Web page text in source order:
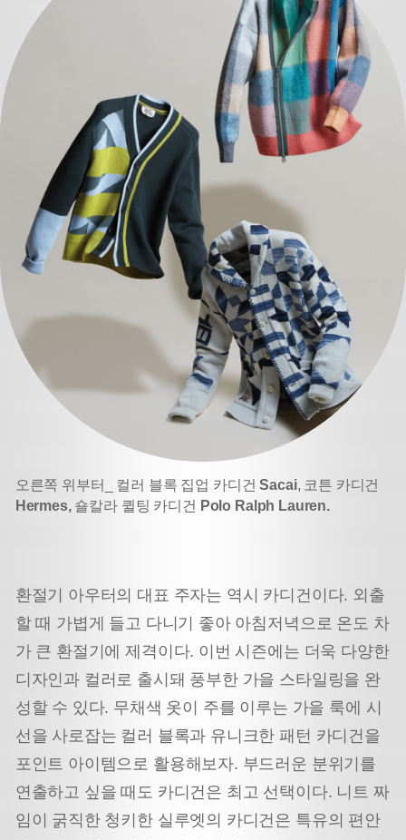
오른쪽 위부터_ 컬러 블록 집업 카디건Sacai, 코튼 카디건
Hermes, 숄칼라 퀼팅 카디건 Polo Ralph Lauren.
환절기 아우터의 대표 주자는 역시 카디건이다. 외출
할 때 가볍게 들고 다니기 좋아 아침저녁으로 온도 차
가 큰 환절기에 제격이다. 이번 시즌에는 더욱 다양한
디자인과 컬러로 출시돼 풍부한 가을 스타일링을 완
성할 수 있다. 무채색 옷이 주를 이루는 가을 룩에 시
선을 사로잡는 컬러 블록과 유니크한 패턴 카디건을
포인트 아이템으로 활용해보자. 부드러운 분위기를
연출하고 싶을 때도 카디건은 최고 선택이다. 니트 짜
임이 굵직한 청키한 실루엣의 카디건은 특유의 편안